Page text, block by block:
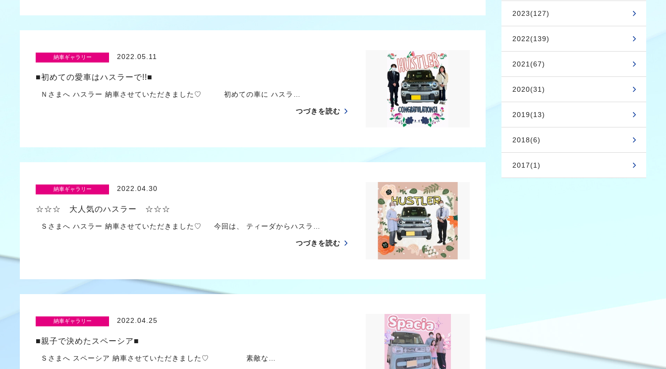
納車ギャラリー 2022.05.11
■初めての愛車はハスラーで!!■
Ｎさまへ ハスラー 納車させていただきました♡ 初めての車に ハスラ…
つづきを読む
納車ギャラリー 2022.04.30
☆☆☆ 大人気のハスラー ☆☆☆
Ｓさまへ ハスラー 納車させていただきました♡ 今回は、 ティーダからハスラ…
つづきを読む
納車ギャラリー 2022.04.25
■親子で決めたスペーシア■
Ｓさまへ スペーシア 納車させていただきました♡ 素敵な…
2023(127)
2022(139)
2021(67)
2020(31)
2019(13)
2018(6)
2017(1)